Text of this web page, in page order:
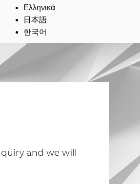
Ελληνικά
日本語
한국어
and we will